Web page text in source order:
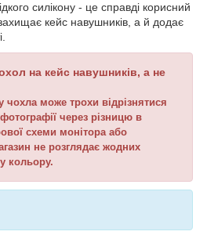
силікону - це справді корисний
кейс навушників, а й додає
на кейс навушників, а не
чохла може трохи відрізнятися
через різницю в
схеми монітора або
не розглядає жодних
кольору.